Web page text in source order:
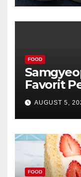
FOOD
Favorit
AUGUST 5,
FOOD